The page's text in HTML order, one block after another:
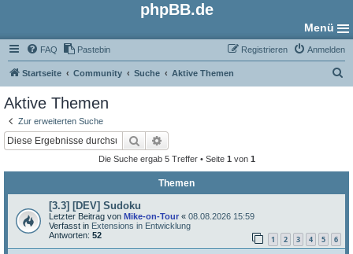
phpBB.de
Menü
FAQ Pastebin Anmelden
Registrieren
Startseite Community Suche Aktive Themen
Aktive Themen
Zur erweiterten Suche
Suche
Die Suche ergab 5 Treffer • Seite 1 von 1
Themen
[3.3] [DEV] Sudoku
Letzter Beitrag von Mike-on-Tour « 08.08.2026 15:59
Verfasst in Extensions in Entwicklung
Antworten: 52 1 2 3 4 5 6